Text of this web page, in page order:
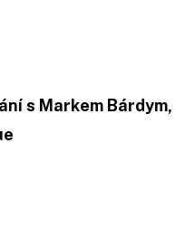
s Markem Bárdym,